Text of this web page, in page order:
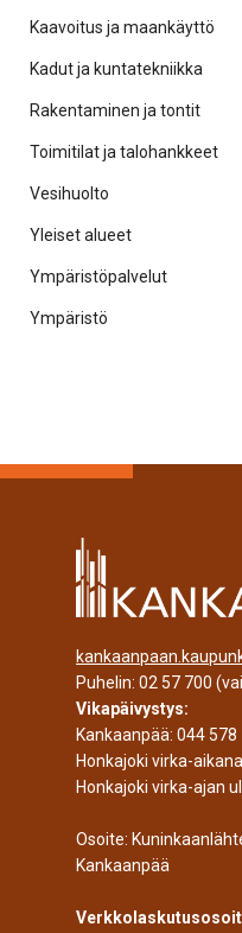
Kaavoitus ja maankäyttö
Kadut ja kuntatekniikka
Rakentaminen ja tontit
Toimitilat ja talohankkeet
Vesihuolto
Yleiset alueet
Ympäristöpalvelut
Ympäristö
Puhelin: 02 57 700
Vikapäivystys:
Kankaanpää: 044 578
Honkajoki virka-
Honkajoki virka-ajan
Osoite:
Kankaanpää